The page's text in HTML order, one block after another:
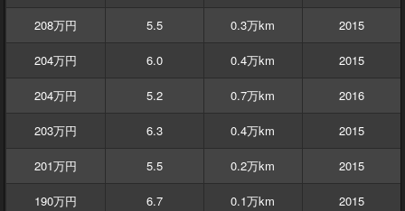
208万円 5.5 0.3万km 2015
204万円 6.0 0.4万km 2015
204万円 5.2 0.7万km 2016
203万円 6.3 0.4万km 2015
201万円 5.5 0.2万km 2015
190万円 6.7 0.1万km 2015